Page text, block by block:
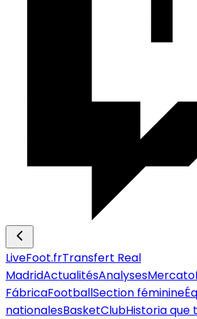
LiveFoot.frTransfert Real
MadridActualitésAnalysesMercato
FábricaFootballSection féminine
nationalesBasketClubHistoria que